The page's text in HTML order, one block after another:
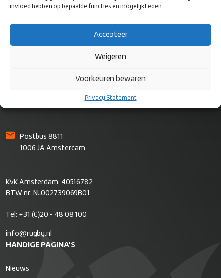
invloed hebben op bepaalde functies en mogelijkheden.
Accepteer
Weigeren
Voorkeuren bewaren
Privacy Statement
1067 HR Amsterdam
Postbus 8811
1006 JA Amsterdam
KvK Amsterdam: 40516782
BTW nr: NL002739069B01
Tel: +31 (0)20 - 48 08 100
info@rugby.nl
HANDIGE PAGINA'S
Nieuws